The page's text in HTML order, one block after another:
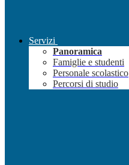
Servizi
Panoramica
Famiglie e studenti
Personale scolastico
Percorsi di studio